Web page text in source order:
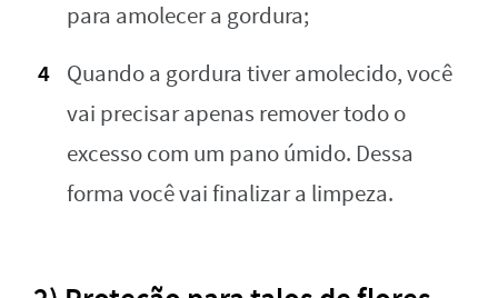
para amolecer a gordura;
Quando a gordura tiver amolecido, você
vai precisar apenas remover todo o
excesso com um pano úmido. Dessa
forma você vai finalizar a limpeza.